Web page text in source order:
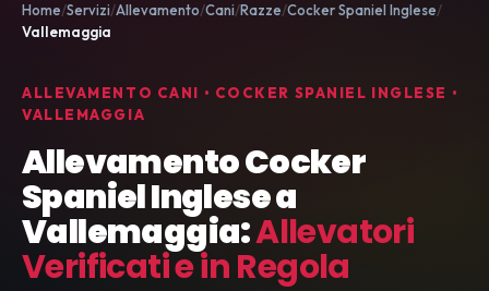
Home Servizi Allevamento Cani Razze Cocker Spaniel Inglese
Vallemaggia
ALLEVAMENTO CANI • COCKER SPANIEL INGLESE •
VALLEMAGGIA
Allevamento Cocker
Spaniel Inglese a
Vallemaggia:Allevatori
Verificati e in Regola